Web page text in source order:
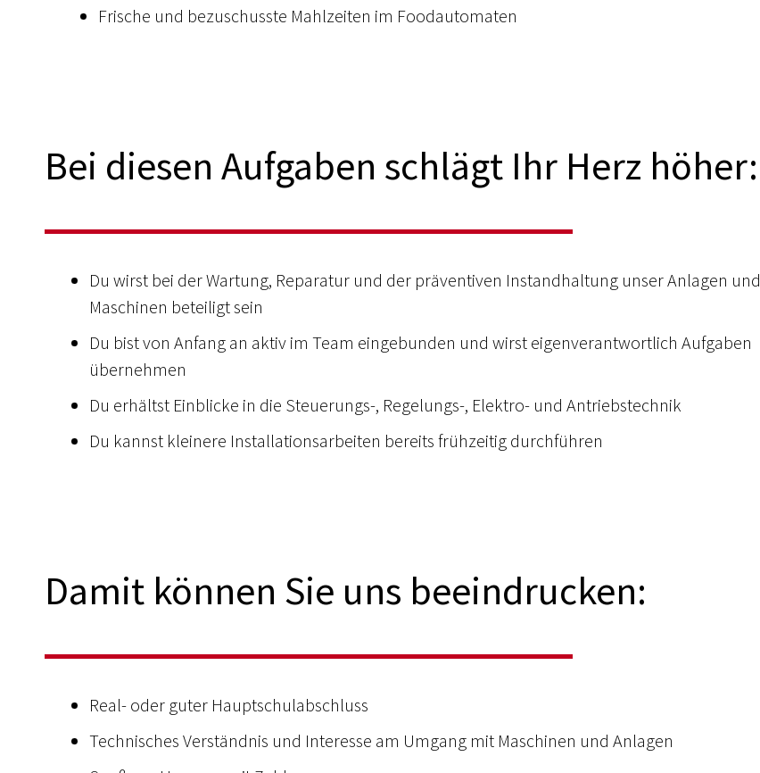
Frische und bezuschusste Mahlzeiten im Foodautomaten
Bei diesen Aufgaben schlägt Ihr Herz höher:
Du wirst bei der Wartung, Reparatur und der präventiven Instandhaltung unser Anlagen und
Maschinen beteiligt sein
Du bist von Anfang an aktiv im Team eingebunden und wirst eigenverantwortlich Aufgaben
übernehmen
Du erhältst Einblicke in die Steuerungs-, Regelungs-, Elektro- und Antriebstechnik
Du kannst kleinere Installationsarbeiten bereits frühzeitig durchführen
Damit können Sie uns beeindrucken:
Real- oder guter Hauptschulabschluss
Technisches Verständnis und Interesse am Umgang mit Maschinen und Anlagen